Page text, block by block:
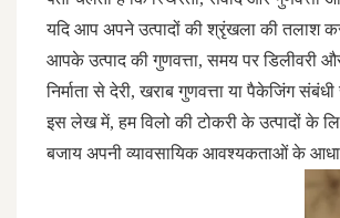
यदि आप अपने उत्पादों की श्रृंखला की तलाश
आपके उत्पाद की गुणवत्ता, समय पर डिलीवरी
निर्माता से देरी, खराब गुणवत्ता या पैकेजिंग
इस लेख में, हम विलो की टोकरी के उत्पादों के
बजाय अपनी व्यावसायिक आवश्यकताओं के